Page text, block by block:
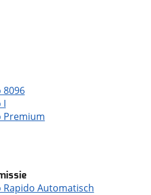
8096
I
Premium
Rapido Automatisch